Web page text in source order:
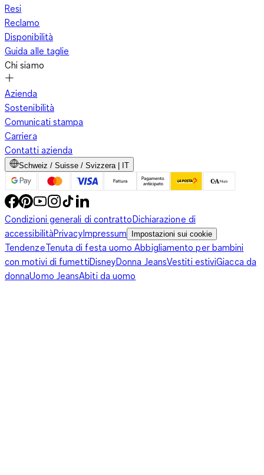
Resi
Reclamo
Disponibilità
Guida alle taglie
Chi siamo
Azienda
Sostenibilità
Comunicati stampa
Carriera
Contatti azienda
Schweiz / Suisse / Svizzera | IT
Condizioni generali di contrattoDichiarazione di
accessibilitàPrivacyImpressum Impostazioni sui cookie
TendenzeTenuta di festa uomoAbbigliamento per bambini
con motivi di fumettiDisneyDonna JeansVestiti estiviGiacca da
donnaUomo JeansAbiti da uomo